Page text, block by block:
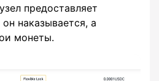
предоставляет
наказывается, а
монеты.